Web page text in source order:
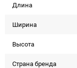
Длина
Ширина
Высота
Страна бренда